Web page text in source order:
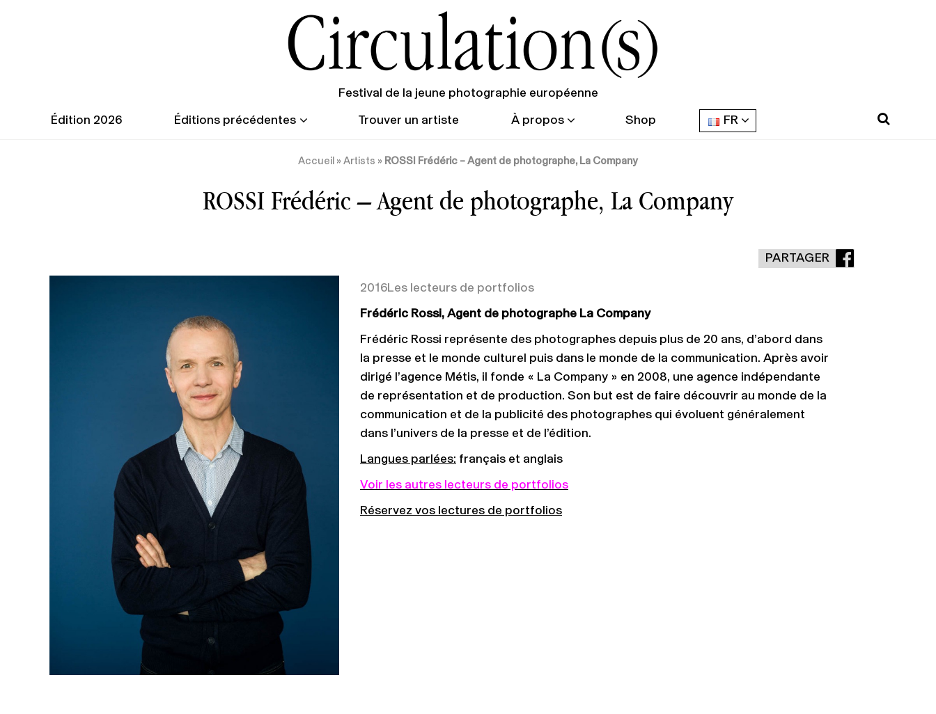
Festival de la jeune photographie européenne
Édition 2026 Éditions précédentes Trouver un artiste À propos Shop FR
Accueil » Artists » ROSSI Frédéric – Agent de photographe, La Company
ROSSI Frédéric – Agent de photographe, La Company
PARTAGER
2016Les lecteurs de portfolios
Frédéric Rossi, Agent de photographe La Company
Frédéric Rossi représente des photographes depuis plus de 20 ans, d’abord dans
la presse et le monde culturel puis dans le monde de la communication. Après avoir
dirigé l’agence Métis, il fonde « La Company » en 2008, une agence indépendante
de représentation et de production. Son but est de faire découvrir au monde de la
communication et de la publicité des photographes qui évoluent généralement
dans l’univers de la presse et de l’édition.
Langues parlées: français et anglais
Voir les autres lecteurs de portfolios
Réservez vos lectures de portfolios